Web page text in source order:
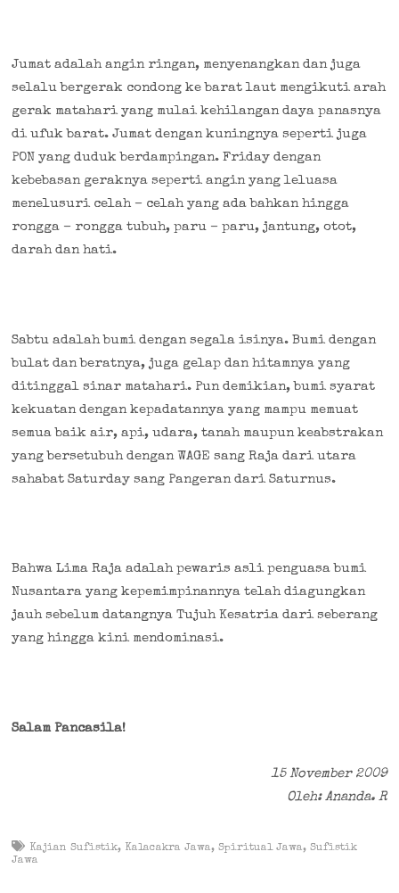
Jumat adalah angin ringan, menyenangkan dan juga
selalu bergerak condong ke barat laut mengikuti arah
gerak matahari yang mulai kehilangan daya panasnya
di ufuk barat. Jumat dengan kuningnya seperti juga
PON yang duduk berdampingan. Friday dengan
kebebasan geraknya seperti angin yang leluasa
menelusuri celah – celah yang ada bahkan hingga
rongga – rongga tubuh, paru – paru, jantung, otot,
darah dan hati.
Sabtu adalah bumi dengan segala isinya. Bumi dengan
bulat dan beratnya, juga gelap dan hitamnya yang
ditinggal sinar matahari. Pun demikian, bumi syarat
kekuatan dengan kepadatannya yang mampu memuat
semua baik air, api, udara, tanah maupun keabstrakan
yang bersetubuh dengan WAGE sang Raja dari utara
sahabat Saturday sang Pangeran dari Saturnus.
Bahwa Lima Raja adalah pewaris asli penguasa bumi
Nusantara yang kepemimpinannya telah diagungkan
jauh sebelum datangnya Tujuh Kesatria dari seberang
yang hingga kini mendominasi.
Salam Pancasila!
15 November 2009
Oleh: Ananda. R
Kajian Sufistik, Kalacakra Jawa,Spiritual Jawa,Sufistik
Jawa